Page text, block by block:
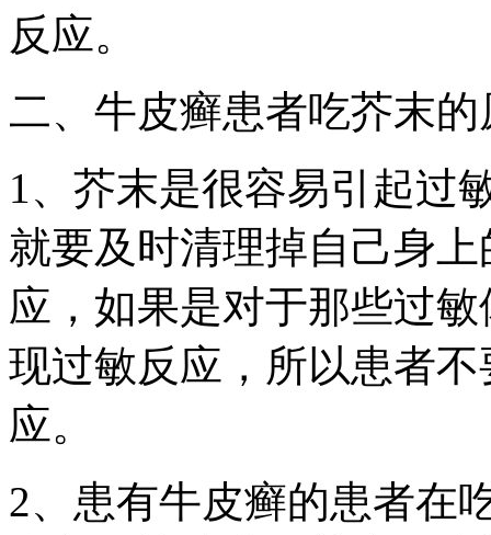
反应。
二、牛皮癣患者吃芥末的
1、芥末是很容易引起过
就要及时清理掉自己身
应，如果是对于那些过
现过敏反应，所以患者
应。
2、患有牛皮癣的患者在